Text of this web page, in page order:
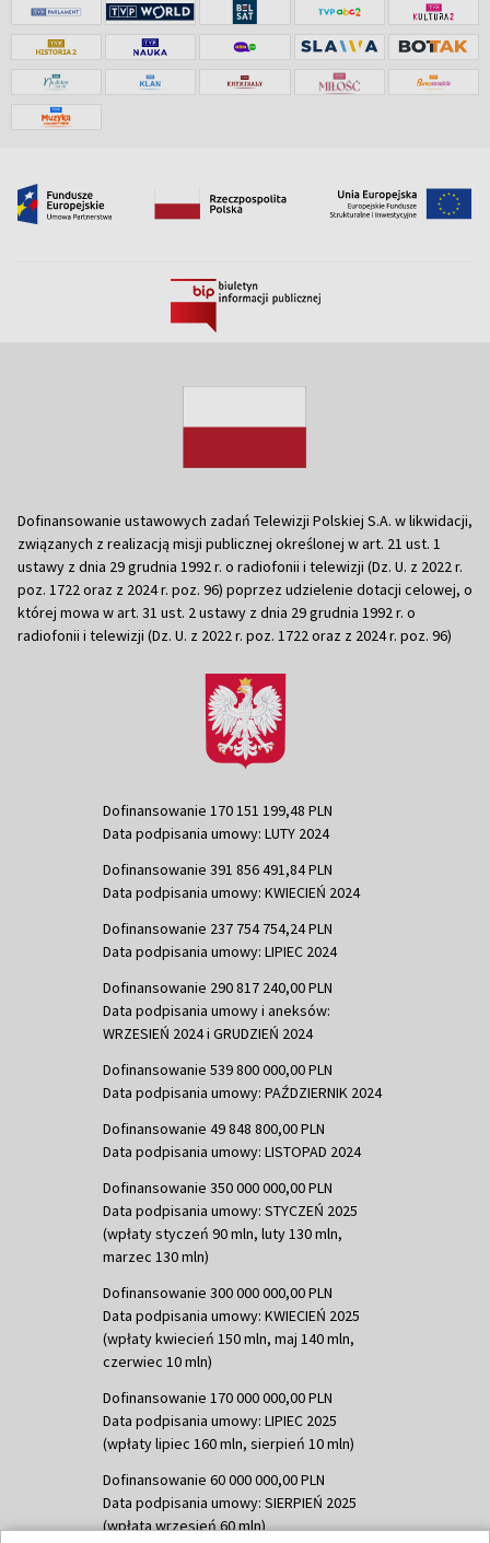
Dofinansowanie ustawowych zadań Telewizji Polskiej S.A. w likwidacji,
związanych z realizacją misji publicznej określonej w art. 21 ust. 1
ustawy z dnia 29 grudnia 1992 r. o radiofonii i telewizji (Dz. U. z 2022 r.
poz. 1722 oraz z 2024 r. poz. 96) poprzez udzielenie dotacji celowej, o
której mowa w art. 31 ust. 2 ustawy z dnia 29 grudnia 1992 r. o
radiofonii i telewizji (Dz. U. z 2022 r. poz. 1722 oraz z 2024 r. poz. 96)
Dofinansowanie 170 151 199,48 PLN
Data podpisania umowy: LUTY 2024
Dofinansowanie 391 856 491,84 PLN
Data podpisania umowy: KWIECIEŃ 2024
Dofinansowanie 237 754 754,24 PLN
Data podpisania umowy: LIPIEC 2024
Dofinansowanie 290 817 240,00 PLN
Data podpisania umowy i aneksów:
WRZESIEŃ 2024 i GRUDZIEŃ 2024
Dofinansowanie 539 800 000,00 PLN
Data podpisania umowy: PAŹDZIERNIK 2024
Dofinansowanie 49 848 800,00 PLN
Data podpisania umowy: LISTOPAD 2024
Dofinansowanie 350 000 000,00 PLN
Data podpisania umowy: STYCZEŃ 2025
(wpłaty styczeń 90 mln, luty 130 mln,
marzec 130 mln)
Dofinansowanie 300 000 000,00 PLN
Data podpisania umowy: KWIECIEŃ 2025
(wpłaty kwiecień 150 mln, maj 140 mln,
czerwiec 10 mln)
Dofinansowanie 170 000 000,00 PLN
Data podpisania umowy: LIPIEC 2025
(wpłaty lipiec 160 mln, sierpień 10 mln)
Dofinansowanie 60 000 000,00 PLN
Data podpisania umowy: SIERPIEŃ 2025
(wpłata wrzesień 60 mln)